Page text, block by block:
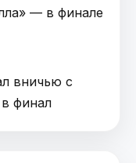
— в финале
вничью с
финал